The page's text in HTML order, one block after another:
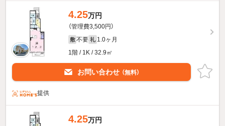
4.25万円
（管理費3,500円）
敷 不要 礼 1.0ヶ月
1階 / 1K / 32.9㎡
お問い合わせ （無料）
提供
4.25万円